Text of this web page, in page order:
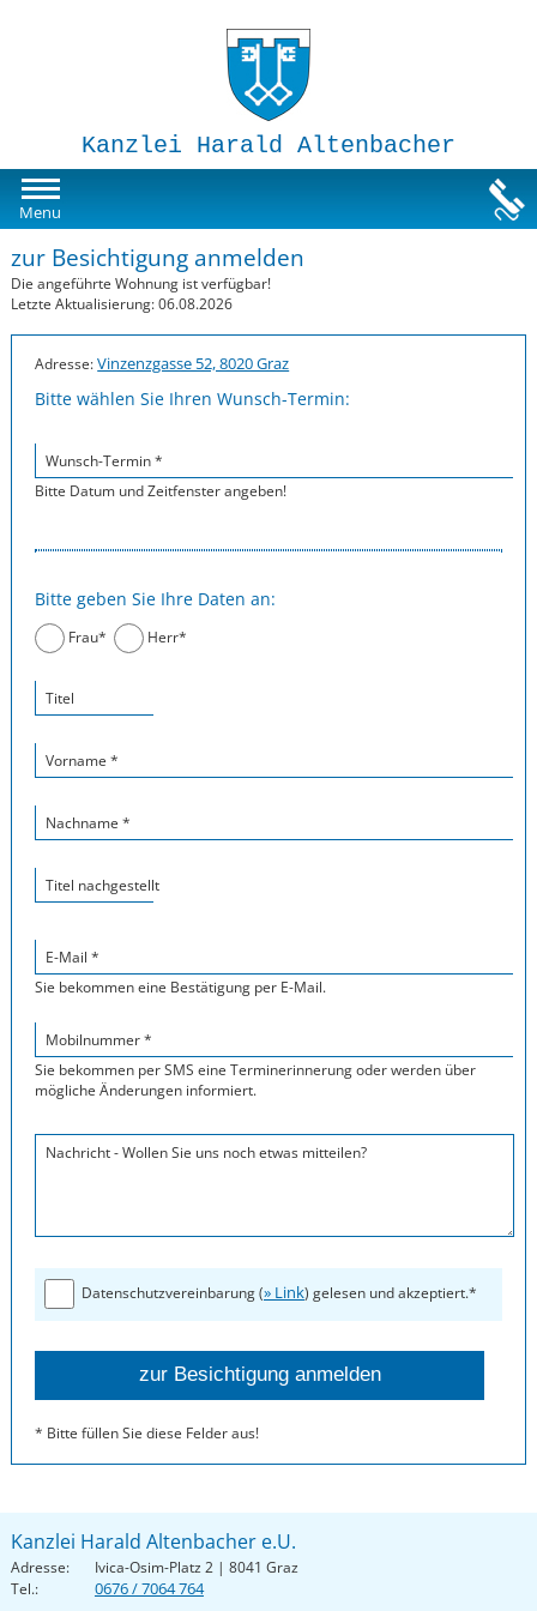
Kanzlei Harald Altenbacher
Menu
Susi-Sorglos Anlegerwohnungen
Impressum
zur Besichtigung anmelden
Die angeführte Wohnung ist verfügbar!
Letzte Aktualisierung: 06.08.2026
Adresse:Vinzenzgasse 52, 8020 Graz
Bitte wählen Sie Ihren Wunsch-Termin:
Wunsch-Termin *
Bitte Datum und Zeitfenster angeben!
Bitte geben Sie Ihre Daten an:
Frau* Herr*
Titel
Vorname *
Nachname *
Titel nachgestellt
E-Mail *
Sie bekommen eine Bestätigung per E-Mail.
Mobilnummer *
Sie bekommen per SMS eine Terminerinnerung oder werden über
mögliche Änderungen informiert.
Nachricht - Wollen Sie uns noch etwas mitteilen?
Datenschutzvereinbarung (» Link) gelesen und akzeptiert.*
* Bitte füllen Sie diese Felder aus!
Kanzlei Harald Altenbacher e.U.
Adresse:
Ivica-Osim-Platz 2 | 8041 Graz
Tel.:
0676 / 7064 764